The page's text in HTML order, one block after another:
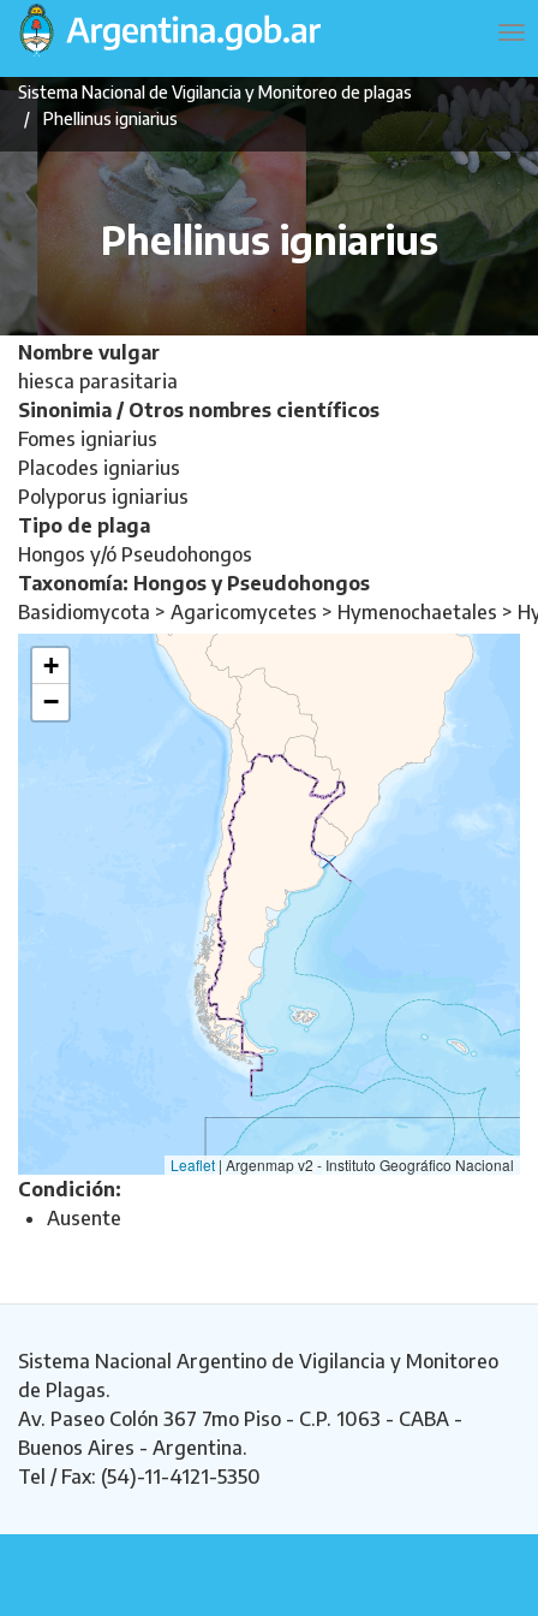
Pasar
contenido
principal
Navegación
principal
Sistema Nacional de Vigilancia y Monitoreo de plagas
Phellinus igniarius
Phellinus igniarius
Nombre vulgar
hiesca parasitaria
Sinonimia / Otros nombres científicos
Fomes igniarius
Placodes igniarius
Polyporus igniarius
Tipo de plaga
Hongos y/ó Pseudohongos
Taxonomía: Hongos y Pseudohongos
Basidiomycota > Agaricomycetes > Hymenochaetales >
+
−
Leaflet | Argenmap v2 - Instituto Geográfico Nacional
Condición:
Ausente
Sistema Nacional Argentino de Vigilancia y Monitoreo
de Plagas.
Av. Paseo Colón 367 7mo Piso - C.P. 1063 - CABA -
Buenos Aires - Argentina.
Tel / Fax: (54)-11-4121-5350